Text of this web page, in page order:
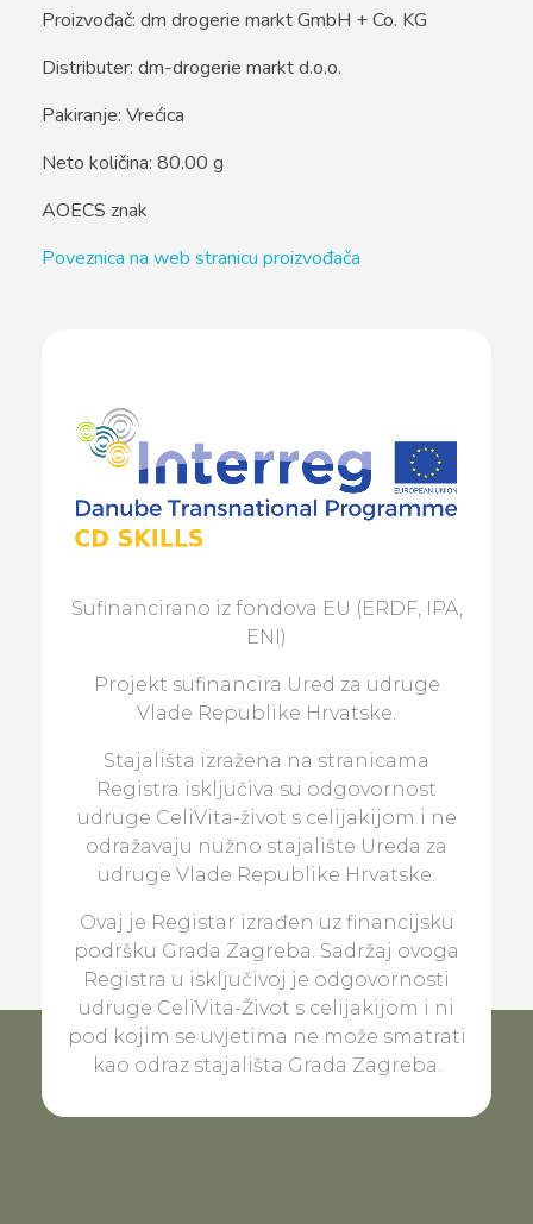
Proizvođač: dm drogerie markt GmbH + Co. KG
Distributer: dm-drogerie markt d.o.o.
Pakiranje: Vrećica
Neto količina: 80.00 g
AOECS znak
Poveznica na web stranicu proizvođača
Sufinancirano iz fondova EU (ERDF, IPA,
ENI)
Projekt sufinancira Ured za udruge
Vlade Republike Hrvatske.
Stajališta izražena na stranicama
Registra isključiva su odgovornost
udruge CeliVita-život s celijakijom i ne
odražavaju nužno stajalište Ureda za
udruge Vlade Republike Hrvatske.
Ovaj je Registar izrađen uz financijsku
podršku Grada Zagreba. Sadržaj ovoga
Registra u isključivoj je odgovornosti
udruge CeliVita-Život s celijakijom i ni
pod kojim se uvjetima ne može smatrati
kao odraz stajališta Grada Zagreba.